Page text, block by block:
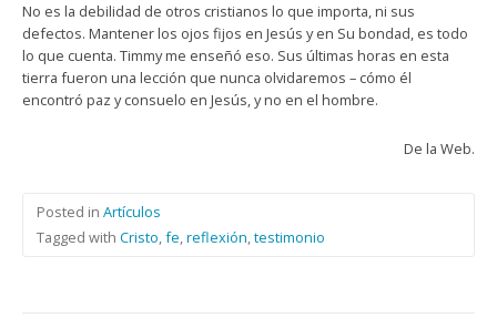
No es la debilidad de otros cristianos lo que importa, ni sus
defectos. Mantener los ojos fijos en Jesús y en Su bondad, es todo
lo que cuenta. Timmy me enseñó eso. Sus últimas horas en esta
tierra fueron una lección que nunca olvidaremos – cómo él
encontró paz y consuelo en Jesús, y no en el hombre.
De la Web.
Posted in Artículos
Tagged with Cristo,fe,reflexión,testimonio